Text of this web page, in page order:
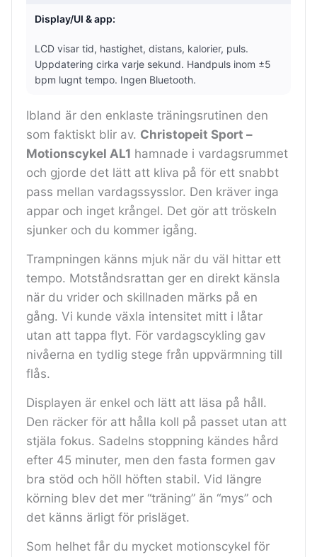
Display/UI & app:
LCD visar tid, hastighet, distans, kalorier, puls.
Uppdatering cirka varje sekund. Handpuls inom ±5
bpm lugnt tempo. Ingen Bluetooth.
Ibland är den enklaste träningsrutinen den
som faktiskt blir av. Christopeit Sport –
Motionscykel AL1 hamnade i vardagsrummet
och gjorde det lätt att kliva på för ett snabbt
pass mellan vardagssysslor. Den kräver inga
appar och inget krångel. Det gör att tröskeln
sjunker och du kommer igång.
Trampningen känns mjuk när du väl hittar ett
tempo. Motståndsrattan ger en direkt känsla
när du vrider och skillnaden märks på en
gång. Vi kunde växla intensitet mitt i låtar
utan att tappa flyt. För vardagscykling gav
nivåerna en tydlig stege från uppvärmning till
flås.
Displayen är enkel och lätt att läsa på håll.
Den räcker för att hålla koll på passet utan att
stjäla fokus. Sadelns stoppning kändes hård
efter 45 minuter, men den fasta formen gav
bra stöd och höll höften stabil. Vid längre
körning blev det mer “träning” än “mys” och
det känns ärligt för prisläget.
Som helhet får du mycket motionscykel för